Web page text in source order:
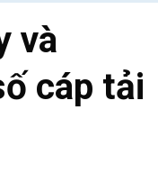
và
cáp tải